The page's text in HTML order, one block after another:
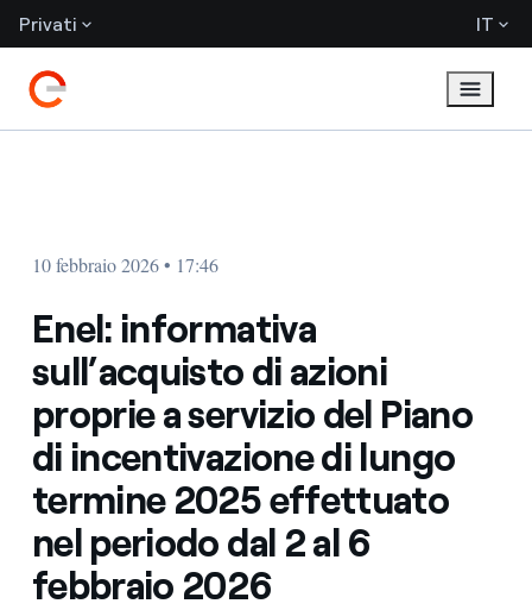
Privati IT
10 febbraio 2026 • 17:46
Enel: informativa
sull’acquisto di azioni
proprie a servizio del Piano
di incentivazione di lungo
termine 2025 effettuato
nel periodo dal 2 al 6
febbraio 2026